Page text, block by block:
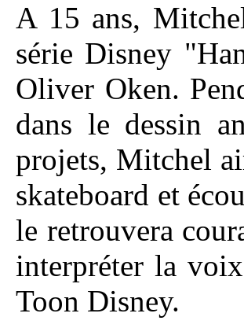
A 15 ans,
série Disney
Oliver Oken.
dans le dessin
projets, Mitchel
skateboard et
le retrouvera
interpréter la
Toon Disney.